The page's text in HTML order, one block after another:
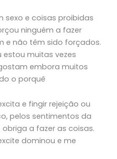
sexo e coisas proibidas
ninguém a fazer
e não têm sido forçados.
estou muitas vezes
embora muitos
o porquê
e fingir rejeição ou
pelos sentimentos da
a fazer as coisas.
dominou e me